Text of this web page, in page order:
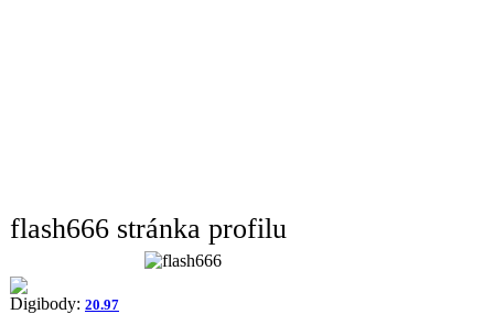
flash666 stránka profilu
Digibody: 20.97